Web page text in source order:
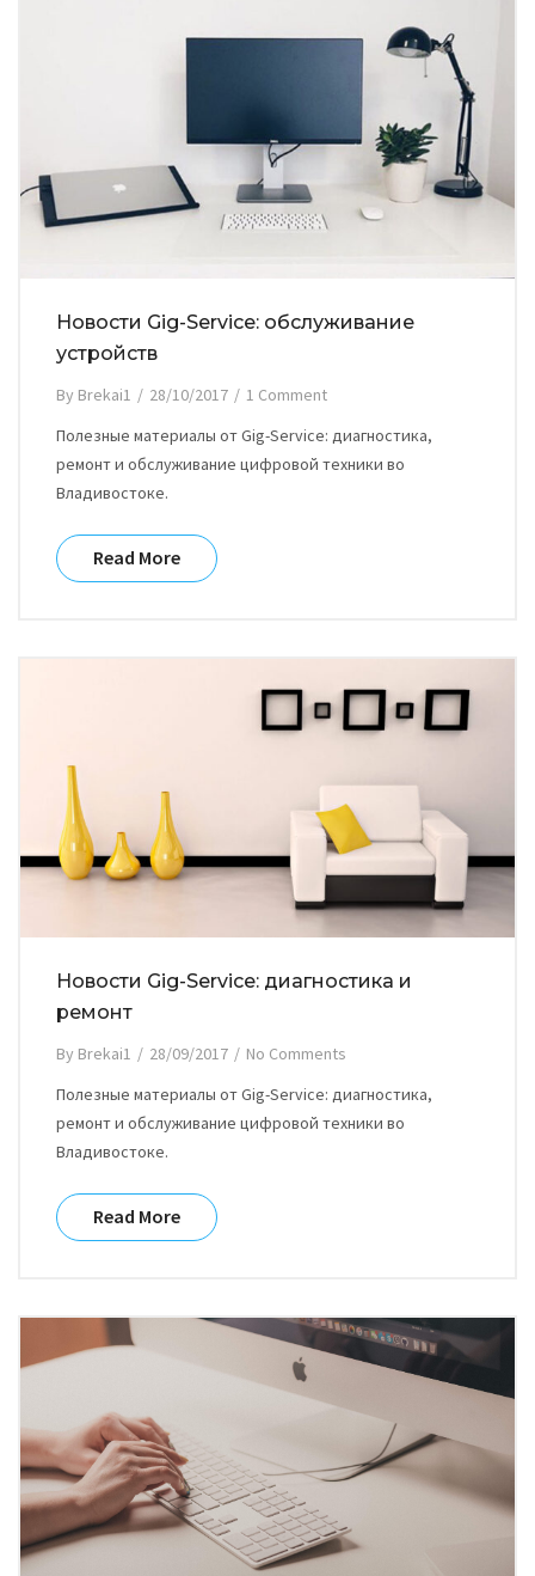
Новости Gig-Service: обслуживание
устройств
By Brekai1 / 28/10/2017 / 1 Comment
Полезные материалы от Gig-Service: диагностика,
ремонт и обслуживание цифровой техники во
Владивостоке.
Read More
Новости Gig-Service: диагностика и
ремонт
By Brekai1 / 28/09/2017 / No Comments
Полезные материалы от Gig-Service: диагностика,
ремонт и обслуживание цифровой техники во
Владивостоке.
Read More